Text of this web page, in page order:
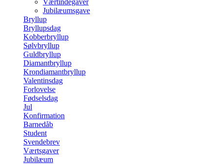
Jubilæumsgave
Bryllup
Bryllupsdag
Kobberbryllup
Sølvbryllup
Guldbryllup
Diamantbryllup
Krondiamantbryllup
Valentinsdag
Forlovelse
Fødselsdag
Jul
Konfirmation
Barnedåb
Student
Svendebrev
Værtsgaver
Jubilæum